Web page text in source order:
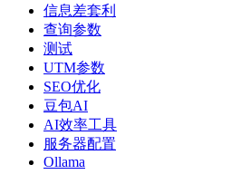
信息差套利
查询参数
测试
UTM参数
SEO优化
豆包AI
AI效率工具
服务器配置
Ollama